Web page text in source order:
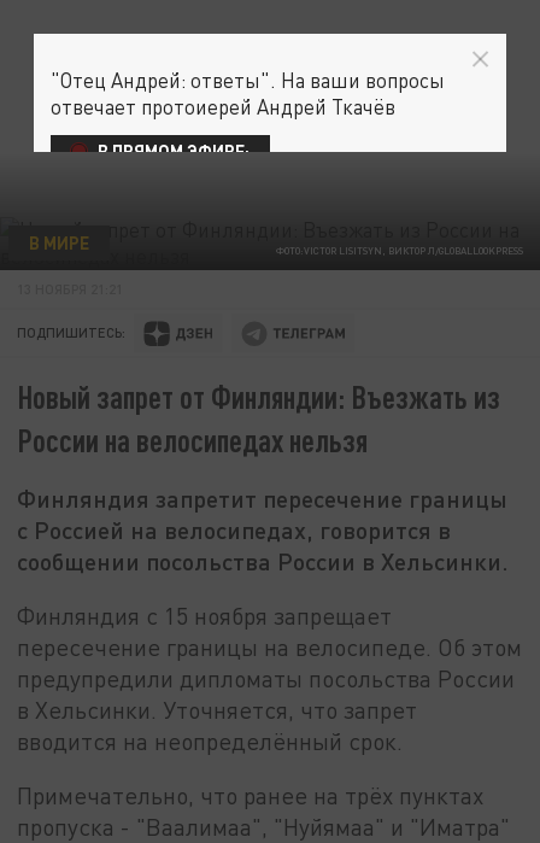
ФОТО:VICTOR LISITSYN, ВИКТОР Л/GLOBALLOOKPRESS
В МИРЕ
ПОДПИШИТЕСЬ:
Новый запрет от Финляндии: Въезжать из
России на велосипедах нельзя
Финляндия запретит пересечение границы
с Россией на велосипедах, говорится в
сообщении посольства России в Хельсинки.
Финляндия с 15 ноября запрещает
пересечение границы на велосипеде. Об этом
предупредили дипломаты посольства России
в Хельсинки. Уточняется, что запрет
вводится на неопределённый срок.
Примечательно, что ранее на трёх пунктах
пропуска - "Ваалимаа", "Нуйямаа" и "Иматра"
"Отец Андрей: ответы". На ваши вопросы
отвечает протоиерей Андрей Ткачёв
В ПРЯМОМ ЭФИРЕ: